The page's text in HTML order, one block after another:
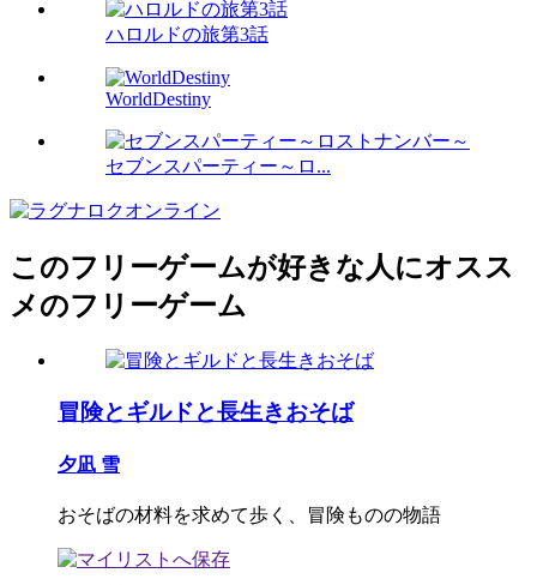
ハロルドの旅第3話
WorldDestiny
セブンスパーティー～ロ...
このフリーゲームが好きな人にオスス
メのフリーゲーム
冒険とギルドと長生きおそば
夕凪 雪
おそばの材料を求めて歩く、冒険ものの物語